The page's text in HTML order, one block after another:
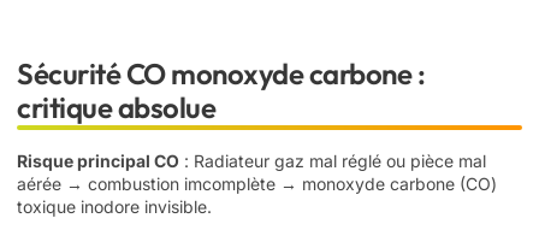
Sécurité CO monoxyde carbone :
critique absolue
Risque principal CO : Radiateur gaz mal réglé ou pièce mal
aérée → combustion imcomplète → monoxyde carbone (CO)
toxique inodore invisible.